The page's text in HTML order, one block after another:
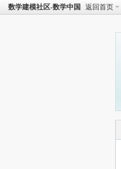
数学建模社区-数学中国 返回首页